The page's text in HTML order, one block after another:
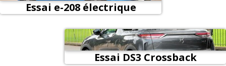
Essai e-208 électrique
Essai DS3 Crossback